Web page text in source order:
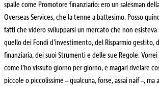
spalle come Promotore finanziario: ero un salesman
Overseas Services, che la tenne a battesimo. Posso
fatti che videro svilupparsi un mercato che non esisteva
quello dei Fondi d’investimento, del Risparmio gestito,
finanziaria, dei suoi Strumenti e delle sue Regole.
come l’ho vissuto giorno per giorno, e magari rivelare
piccole o piccolissime – qualcuna, forse, assai naif –,